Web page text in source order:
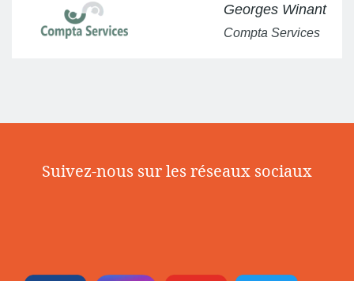
Georges Winant
Compta Services
Suivez-nous sur les réseaux sociaux